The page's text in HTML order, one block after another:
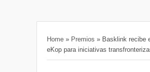
Home » Premios » Basklink recibe
eKop para iniciativas